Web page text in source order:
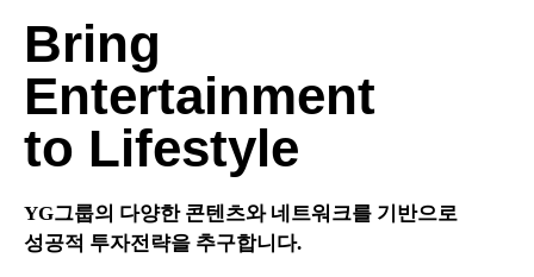
Bring
Entertainment
to Lifestyle
YG그룹의 다양한 콘텐츠와 네트워크를 기반으로
성공적 투자전략을 추구합니다.